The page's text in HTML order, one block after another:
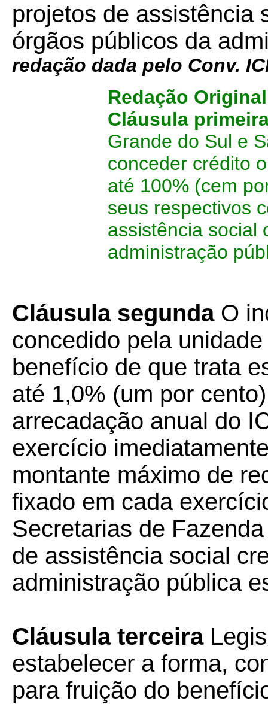
projetos de assistência
órgãos públicos da
redação dada pelo Conv.
Redação
Cláusula
Grande do Sul e
conceder crédito
até 100% (cem
seus respectivos
assistência social
administração
Cláusula segundaO
concedido pela
benefício de que trata
até 1,0% (um por
arrecadação anual do
exercício
montante máximo de
fixado em cada
Secretarias de
de assistência social
administração pública
Cláusula terceira
estabelecer a forma,
para fruição do